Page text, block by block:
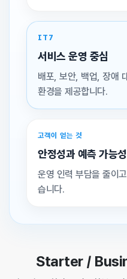
IT7
서비스 운영 중심
배포, 보안, 백업, 장애
환경을 제공합니다.
고객이 얻는 것
안정성과 예측 가능성
운영 인력 부담을 줄이
습니다.
Starter /